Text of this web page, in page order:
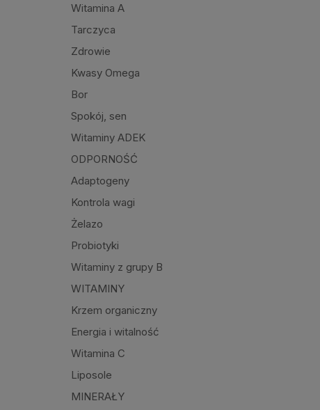
Witamina A
Tarczyca
Zdrowie
Kwasy Omega
Bor
Spokój, sen
Witaminy ADEK
ODPORNOŚĆ
Adaptogeny
Kontrola wagi
Żelazo
Probiotyki
Witaminy z grupy B
WITAMINY
Krzem organiczny
Energia i witalność
Witamina C
Liposole
MINERAŁY